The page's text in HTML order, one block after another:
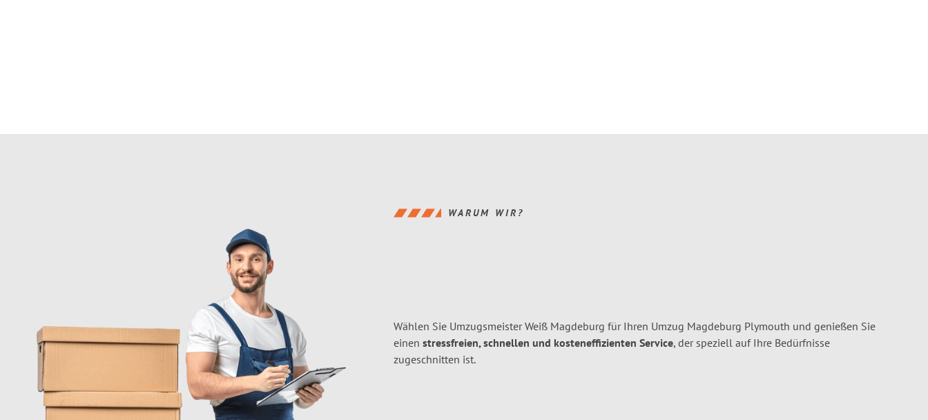
WARUM WIR?
Wählen Sie Umzugsmeister Weiß Magdeburg für Ihren Umzug Magdeburg Plymouth und genießen Sie
einen stressfreien, schnellen und kosteneffizienten Service, der speziell auf Ihre Bedürfnisse
zugeschnitten ist.